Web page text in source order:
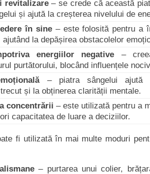
revitalizare–se crede că această
și ajută la creșterea nivelului de
în sine– este folosită pentru a
ajutând la depășirea obstacolelor
energiilor negative – c
purtătorului, blocând influențele
– piatra sângelui ajută
și la obținerea clarității mentale.
concentrării – este utilizată pentru a
capacitatea de luare a deciziilor.
fi utilizată în mai multe moduri
– purtarea unui colier,